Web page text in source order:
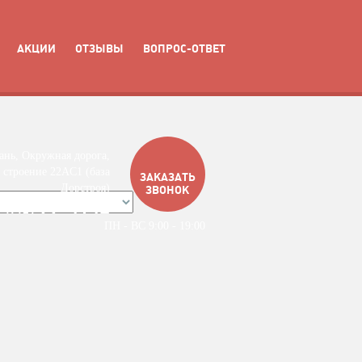
АКЦИИ ОТЗЫВЫ ВОПРОС-ОТВЕТ
ЗАКАЗАТЬ
ЗВОНОК
Дорстроя)